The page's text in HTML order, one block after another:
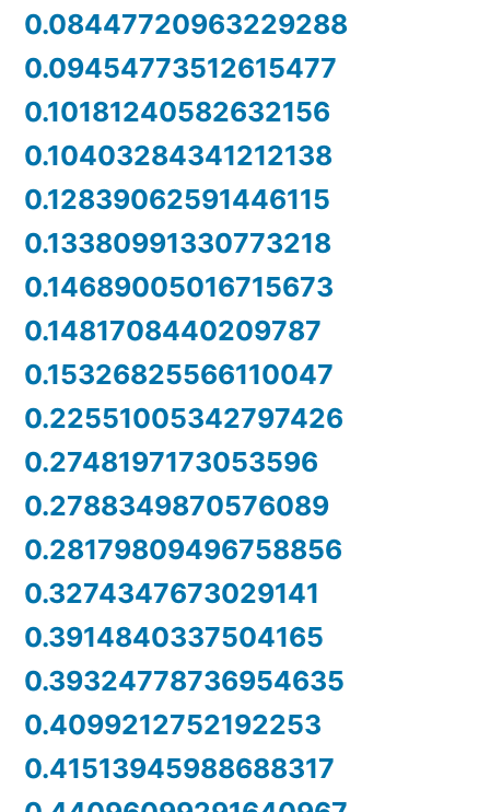
0.08447720963229288
0.09454773512615477
0.10181240582632156
0.10403284341212138
0.12839062591446115
0.13380991330773218
0.14689005016715673
0.1481708440209787
0.15326825566110047
0.22551005342797426
0.2748197173053596
0.2788349870576089
0.28179809496758856
0.3274347673029141
0.3914840337504165
0.39324778736954635
0.4099212752192253
0.41513945988688317